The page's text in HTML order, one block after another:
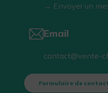
→ Envoyer un
Email
contact@vente-
Formulaire de